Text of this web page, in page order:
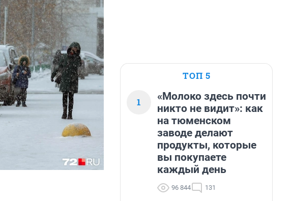
ТОП 5
1
«Молоко здесь почти
никто не видит»: как
на тюменском
заводе делают
продукты, которые
вы покупаете
каждый день
96 844 131